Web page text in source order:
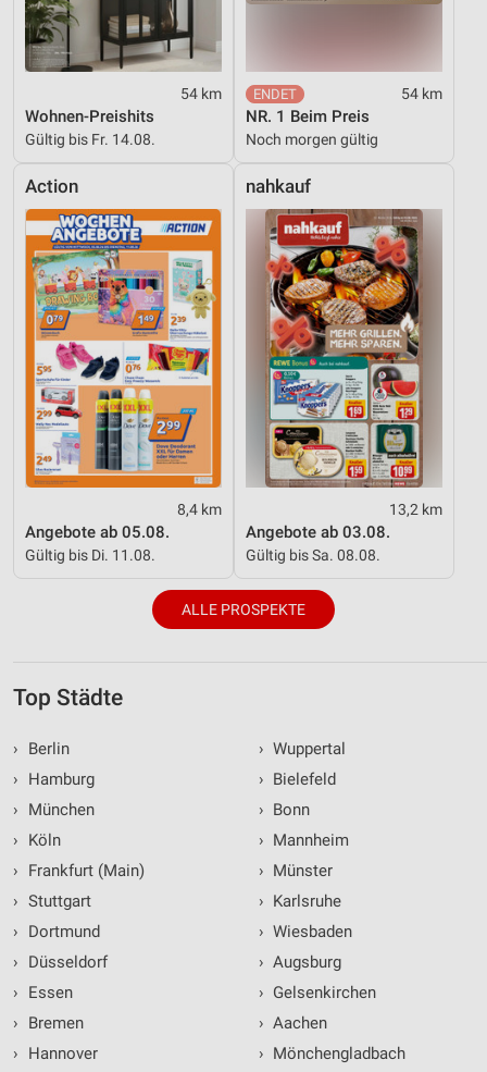
54 km
Wohnen-Preishits
Gültig bis Fr. 14.08.
54 km
NR. 1 Beim Preis
Noch morgen gültig
Action
8,4 km
Angebote ab 05.08.
Gültig bis Di. 11.08.
nahkauf
13,2 km
Angebote ab 03.08.
Gültig bis Sa. 08.08.
ALLE PROSPEKTE
Top Städte
›
Berlin
›
Hamburg
›
München
›
Köln
›
Frankfurt (Main)
› Stuttgart
›
Dortmund
›
Düsseldorf
›
Essen
›
Bremen
›
Hannover
› Wuppertal
› Bielefeld
› Bonn
› Mannheim
› Münster
› Karlsruhe
› Wiesbaden
› Augsburg
› Gelsenkirchen
› Aachen
› Mönchengladbach